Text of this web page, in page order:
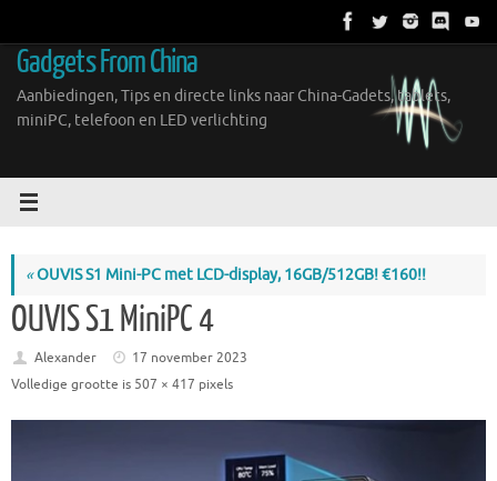
inhoud
Gadgets From China
Aanbiedingen, Tips en directe links naar China-Gadets, tablets,
miniPC, telefoon en LED verlichting
«OUVIS S1 Mini-PC met LCD-display, 16GB/512GB! €160!!
OUVIS S1 MiniPC 4
Alexander
17 november 2023
Volledige grootte is 507 × 417 pixels